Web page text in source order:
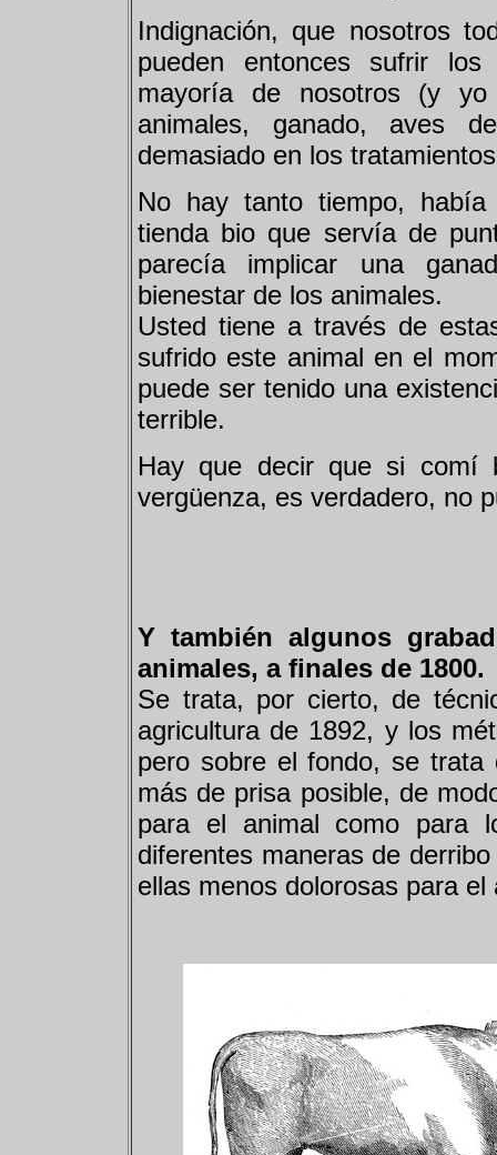
Indignación, que nosotros
pueden entonces sufrir
mayoría de nosotros (y
animales, ganado, aves
demasiado en los
No hay tanto tiempo,
tienda bio que servía de
parecía implicar una
bienestar de los animales.
Usted tiene a través de
sufrido este animal en el
puede ser tenido una
terrible.
Hay que decir que si comí
vergüenza, es verdadero, no
Y también algunos
animales, a finales de 1800.
Se trata, por cierto, de
agricultura de 1892, y los
pero sobre el fondo, se
más de prisa posible, de
para el animal como para
diferentes maneras de
ellas menos dolorosas para el